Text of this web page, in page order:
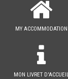
MY ACCOMMODATION
MON LIVRET D'ACCUEIL